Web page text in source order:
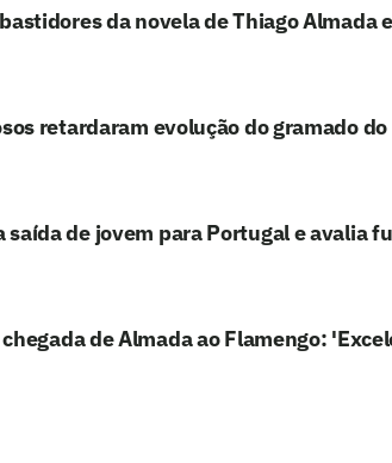
da novela de Thiago Almada
retardaram evolução do gramado
saída de jovem para Portugal e avalia
de Almada ao Flamengo: